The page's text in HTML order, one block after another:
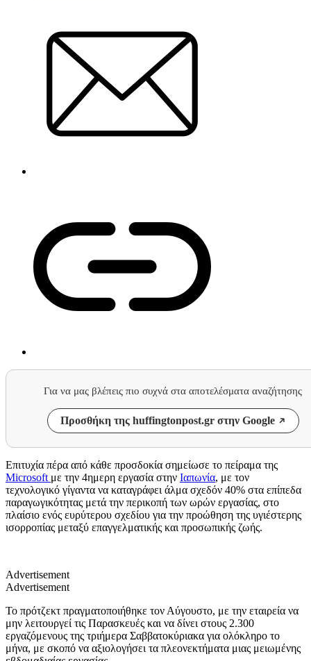
Για να μας βλέπεις πιο συχνά στα αποτελέσματα αναζήτησης
Προσθήκη της huffingtonpost.gr στην Google
Επιτυχία πέρα από κάθε προσδοκία σημείωσε το πείραμα της
Microsoft με την 4ημερη εργασία στην Ιαπωνία, με τον
τεχνολογικό γίγαντα να καταγράφει άλμα σχεδόν 40% στα επίπεδα
παραγωγικότητας μετά την περικοπή των ωρών εργασίας, στο
πλαίσιο ενός ευρύτερου σχεδίου για την προώθηση της υγιέστερης
ισορροπίας μεταξύ επαγγελματικής και προσωπικής ζωής.
Advertisement
Advertisement
Το πρότζεκτ πραγματοποιήθηκε τον Αύγουστο, με την εταιρεία να
μην λειτουργεί τις Παρασκευές και να δίνει στους 2.300
εργαζόμενους της τριήμερα Σαββατοκύριακα για ολόκληρο το
μήνα, με σκοπό να αξιολογήσει τα πλεονεκτήματα μιας μειωμένης